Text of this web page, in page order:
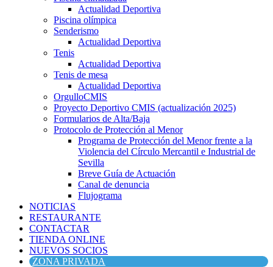
Actualidad Deportiva
Piscina olímpica
Senderismo
Actualidad Deportiva
Tenis
Actualidad Deportiva
Tenis de mesa
Actualidad Deportiva
OrgulloCMIS
Proyecto Deportivo CMIS (actualización 2025)
Formularios de Alta/Baja
Protocolo de Protección al Menor
Programa de Protección del Menor frente a la
Violencia del Círculo Mercantil e Industrial de
Sevilla
Breve Guía de Actuación
Canal de denuncia
Flujograma
NOTICIAS
RESTAURANTE
CONTACTAR
TIENDA ONLINE
NUEVOS SOCIOS
ZONA PRIVADA